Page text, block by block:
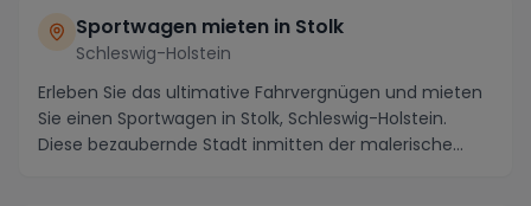
Sportwagen mieten in Stolk
Schleswig-Holstein
Erleben Sie das ultimative Fahrvergnügen und mieten
Sie einen Sportwagen in Stolk, Schleswig-Holstein.
Diese bezaubernde Stadt inmitten der malerische...